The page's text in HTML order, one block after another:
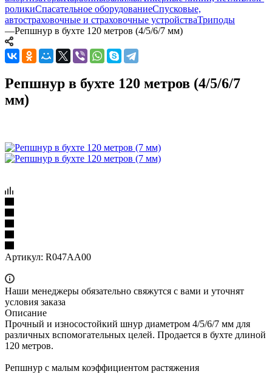
роликиСпасательное оборудованиеСпусковые,
автостраховочные и страховочные устройстваТриподы
—Репшнур в бухте 120 метров (4/5/6/7 мм)
Репшнур в бухте 120 метров (4/5/6/7
мм)
Артикул: R047AA00
Наши менеджеры обязательно свяжутся с вами и уточнят
условия заказа
Описание
Прочный и износостойкий шнур диаметром 4/5/6/7 мм для
различных вспомогательных целей. Продается в бухте длиной
120 метров.
Репшнур с малым коэффициентом растяжения